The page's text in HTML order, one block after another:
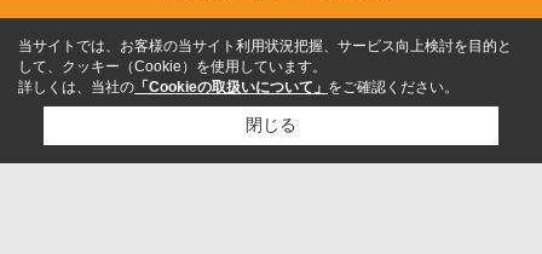
当サイトでは、お客様の当サイト利用状況把握、サービス向上検討を目的と
して、クッキー（Cookie）を使用しています。
詳しくは、当社の 「Cookieの取扱いについて」 をご確認ください。
閉じる